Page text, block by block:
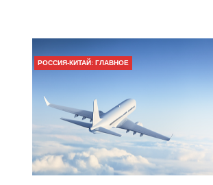
РОССИЯ-КИТАЙ: ГЛАВНОЕ